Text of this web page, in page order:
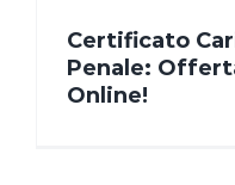
Certificato
Penale:
Online!